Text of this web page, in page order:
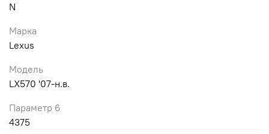
N
Марка
Lexus
Модель
LX570 '07-н.в.
Параметр 6
4375